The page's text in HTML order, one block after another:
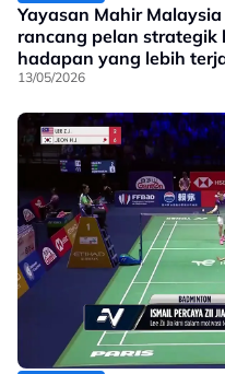
Yayasan Mahir
rancang pelan
hadapan yang lebih
13/05/2026